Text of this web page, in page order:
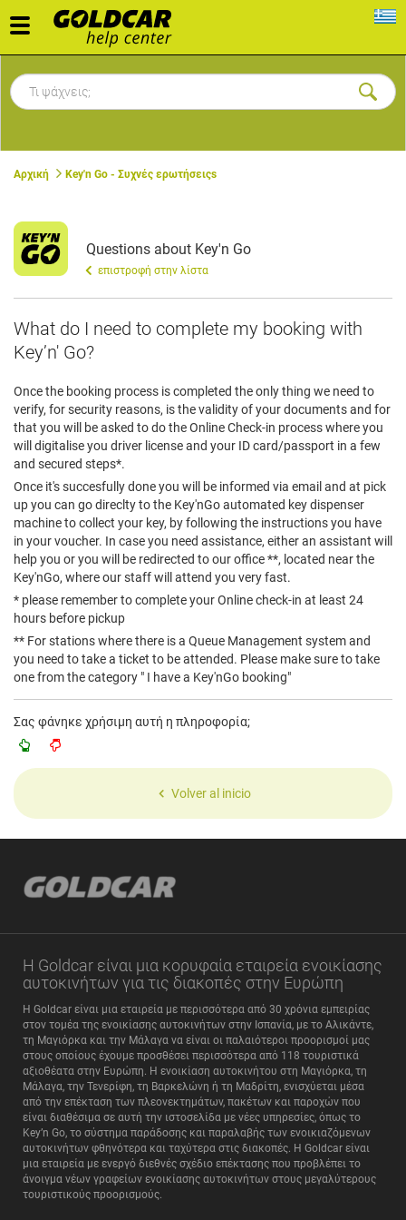
Toggle
navigation
Αρχική Key'n Go - Συχνές ερωτήσειςs
Questions about Key'n Go
επιστροφή στην λίστα
What do I need to complete my booking with
Key’n' Go?
Once the booking process is completed the only thing we need to
verify, for security reasons, is the validity of your documents and for
that you will be asked to do the Online Check-in process where you
will digitalise you driver license and your ID card/passport in a few
and secured steps*.
Once it's succesfully done you will be informed via email and at pick
up you can go direclty to the Key'nGo automated key dispenser
machine to collect your key, by following the instructions you have
in your voucher. In case you need assistance, either an assistant will
help you or you will be redirected to our office **, located near the
Key'nGo, where our staff will attend you very fast.
* please remember to complete your Online check-in at least 24
hours before pickup
** For stations where there is a Queue Management system and
you need to take a ticket to be attended. Please make sure to take
one from the category " I have a Key'nGo booking"
Σας φάνηκε χρήσιμη αυτή η πληροφορία;
Volver al inicio
Η Goldcar είναι μια κορυφαία εταιρεία ενοικίασης
αυτοκινήτων για τις διακοπές στην Ευρώπη
Η Goldcar είναι μια εταιρεία με περισσότερα από 30 χρόνια εμπειρίας
στον τομέα της ενοικίασης αυτοκινήτων στην Ισπανία, με το Αλικάντε,
τη Μαγιόρκα και την Μάλαγα να είναι οι παλαιότεροι προορισμοί μας
στους οποίους έχουμε προσθέσει περισσότερα από 118 τουριστικά
αξιοθέατα στην Ευρώπη. Η ενοικίαση αυτοκινήτου στη Μαγιόρκα, τη
Μάλαγα, την Τενερίφη, τη Βαρκελώνη ή τη Μαδρίτη, ενισχύεται μέσα
από την επέκταση των πλεονεκτημάτων, πακέτων και παροχών που
είναι διαθέσιμα σε αυτή την ιστοσελίδα με νέες υπηρεσίες, όπως το
Key’n Go, το σύστημα παράδοσης και παραλαβής των ενοικιαζόμενων
αυτοκινήτων φθηνότερα και ταχύτερα στις διακοπές. Η Goldcar είναι
μια εταιρεία με ενεργό διεθνές σχέδιο επέκτασης που προβλέπει το
άνοιγμα νέων γραφείων ενοικίασης αυτοκινήτων στους μεγαλύτερους
τουριστικούς προορισμούς.